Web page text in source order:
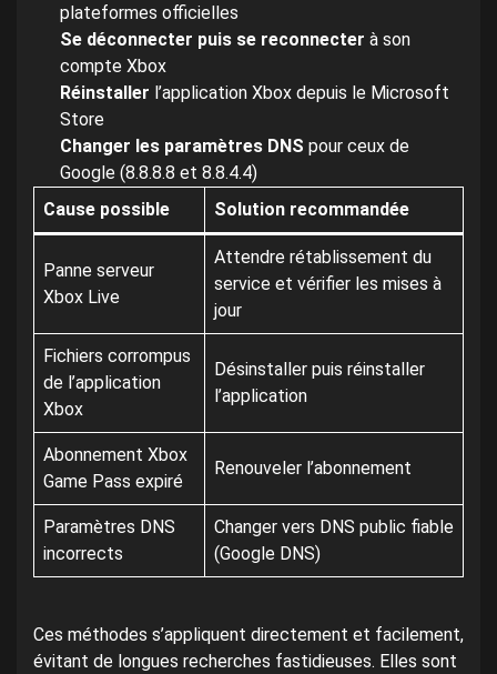
plateformes officielles
Se déconnecter puis se reconnecter à son
compte Xbox
Réinstaller l’application Xbox depuis le Microsoft
Store
Changer les paramètres DNS pour ceux de
Google (8.8.8.8 et 8.8.4.4)
Cause possible
Solution recommandée
Panne serveur
Xbox Live
Attendre rétablissement du
service et vérifier les mises à
jour
Fichiers corrompus
de l’application
Xbox
Désinstaller puis réinstaller
l’application
Abonnement Xbox
Game Pass expiré
Renouveler l’abonnement
Paramètres DNS
incorrects
Changer vers DNS public fiable
(Google DNS)
Ces méthodes s’appliquent directement et facilement,
évitant de longues recherches fastidieuses. Elles sont